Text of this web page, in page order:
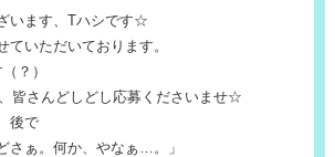
います、Tハシです☆
いただいております。
？）
皆さんどしどし応募くださいませ☆
後で
さぁ。何か、やなぁ…。」